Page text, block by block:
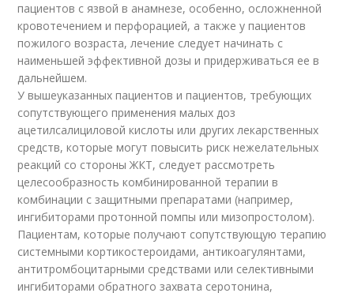
пациентов с язвой в анамнезе, особенно, осложненной
кровотечением и перфорацией, а также у пациентов
пожилого возраста, лечение следует начинать с
наименьшей эффективной дозы и придерживаться ее в
дальнейшем.
У вышеуказанных пациентов и пациентов, требующих
сопутствующего применения малых доз
ацетилсалициловой кислоты или других лекарственных
средств, которые могут повысить риск нежелательных
реакций со стороны ЖКТ, следует рассмотреть
целесообразность комбинированной терапии в
комбинации с защитными препаратами (например,
ингибиторами протонной помпы или мизопростолом).
Пациентам, которые получают сопутствующую терапию
системными кортикостероидами, антикоагулянтами,
антитромбоцитарными средствами или селективными
ингибиторами обратного захвата серотонина,